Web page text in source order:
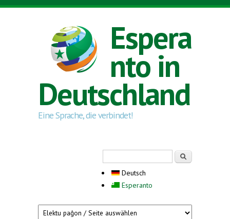
Direkt zum Inhalt
Espera
nto in
Deutschland
Eine Sprache, die verbindet!
Deutsch
Esperanto